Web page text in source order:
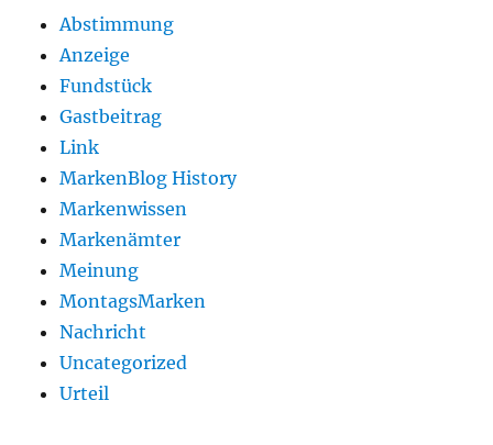
Abstimmung
Anzeige
Fundstück
Gastbeitrag
Link
MarkenBlog History
Markenwissen
Markenämter
Meinung
MontagsMarken
Nachricht
Uncategorized
Urteil